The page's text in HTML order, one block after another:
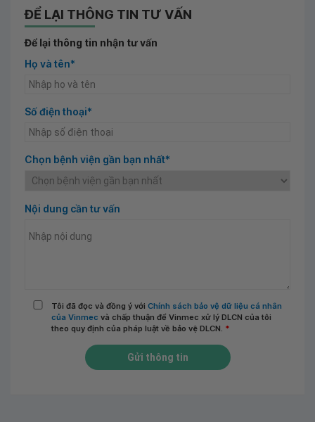
ĐỂ LẠI THÔNG TIN TƯ VẤN
Để lại thông tin nhận tư vấn
Họ và tên*
Số điện thoại*
Chọn bệnh viện gần bạn nhất*
Nội dung cần tư vấn
Tôi đã đọc và đồng ý với Chính sách bảo vệ dữ liệu cá nhân
của Vinmec và chấp thuận để Vinmec xử lý DLCN của tôi
theo quy định của pháp luật về bảo vệ DLCN. *
Gửi thông tin